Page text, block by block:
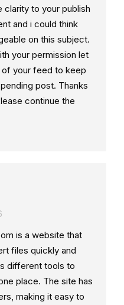
clarity to your publish
and i could think
on this subject.
your permission let
your feed to keep
post. Thanks
continue the
is a website that
files quickly and
different tools to
place. The site has
making it easy to